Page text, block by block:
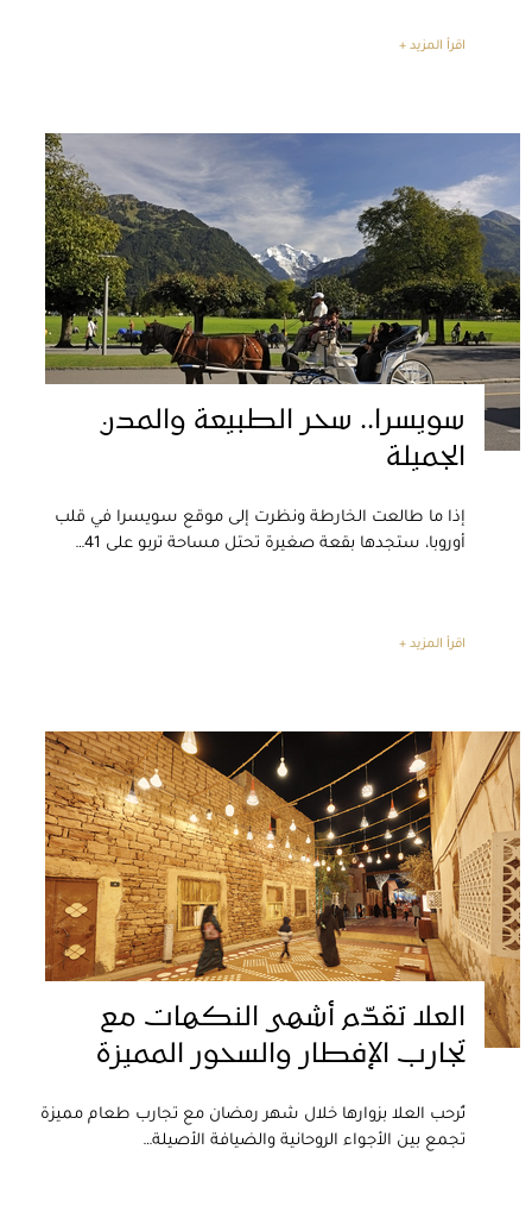
اقرأ المزيد +
سويسرا.. سحر الطبيعة والمدن
الجميلة
إذا ما طالعت الخارطة ونظرت إلى موقع سويسرا في قلب
أوروبا، ستجدها بقعة صغيرة تحتل مساحة تربو على 41…
اقرأ المزيد +
العلا تقدّم أشهى النكهات مع
تجارب الإفطار والسحور المميزة
تُرحب العلا بزوارها خلال شهر رمضان مع تجارب طعام مميزة
تجمع بين الأجواء الروحانية والضيافة الأصيلة…